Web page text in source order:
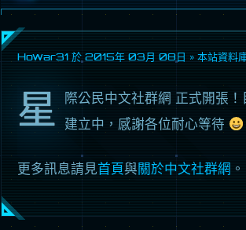
Howar31 於 2015年 03月 08日 » 本站資料
星
際公民中文社群網 正式開張
建立中，感謝各位耐心等待
更多訊息請見首頁與關於中文社群網 。